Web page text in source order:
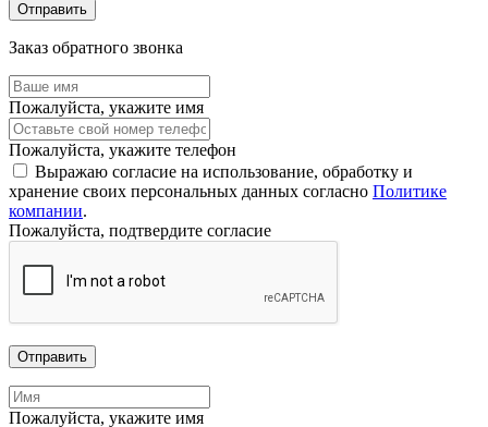
Отправить
Заказ обратного звонка
Пожалуйста, укажите имя
Пожалуйста, укажите телефон
Выражаю согласие на использование, обработку и
хранение своих персональных данных согласно Политике
компании.
Пожалуйста, подтвердите согласие
Отправить
Пожалуйста, укажите имя